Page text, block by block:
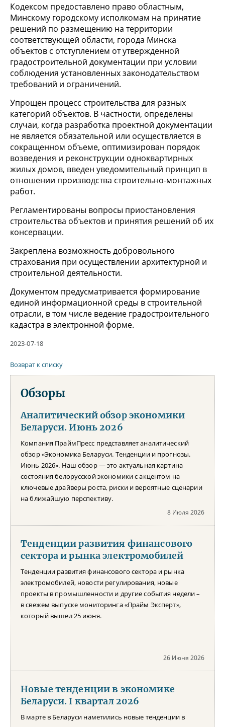
Кодексом предоставлено право областным,
Минскому городскому исполкомам на принятие
решений по размещению на территории
соответствующей области, города Минска
объектов с отступлением от утвержденной
градостроительной документации при условии
соблюдения установленных законодательством
требований и ограничений.
Упрощен процесс строительства для разных
категорий объектов. В частности, определены
случаи, когда разработка проектной документации
не является обязательной или осуществляется в
сокращенном объеме, оптимизирован порядок
возведения и реконструкции одноквартирных
жилых домов, введен уведомительный принцип в
отношении производства строительно-монтажных
работ.
Регламентированы вопросы приостановления
строительства объектов и принятия решений об их
консервации.
Закреплена возможность добровольного
страхования при осуществлении архитектурной и
строительной деятельности.
Документом предусматривается формирование
единой информационной среды в строительной
отрасли, в том числе ведение градостроительного
кадастра в электронной форме.
2023-07-18
Возврат к списку
Обзоры
Аналитический обзор экономики
Беларуси. Июнь 2026
Компания ПраймПресс представляет аналитический
обзор «Экономика Беларуси. Тенденции и прогнозы.
Июнь 2026». Наш обзор — это актуальная картина
состояния белорусской экономики с акцентом на
ключевые драйверы роста, риски и вероятные сценарии
на ближайшую перспективу.
8 Июля 2026
Тенденции развития финансового
сектора и рынка электромобилей
Тенденции развития финансового сектора и рынка
электромобилей, новости регулирования, новые
проекты в промышленности и другие события недели –
в свежем выпуске мониторинга «Прайм Эксперт»,
который вышел 25 июня.
26 Июня 2026
Новые тенденции в экономике
Беларуси. I квартал 2026
В марте в Беларуси наметились новые тенденции в